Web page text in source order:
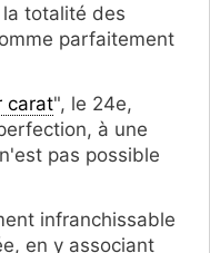
la totalité des
parfaitement
carat", le 24e,
à une
pas possible
infranchissable
en y associant